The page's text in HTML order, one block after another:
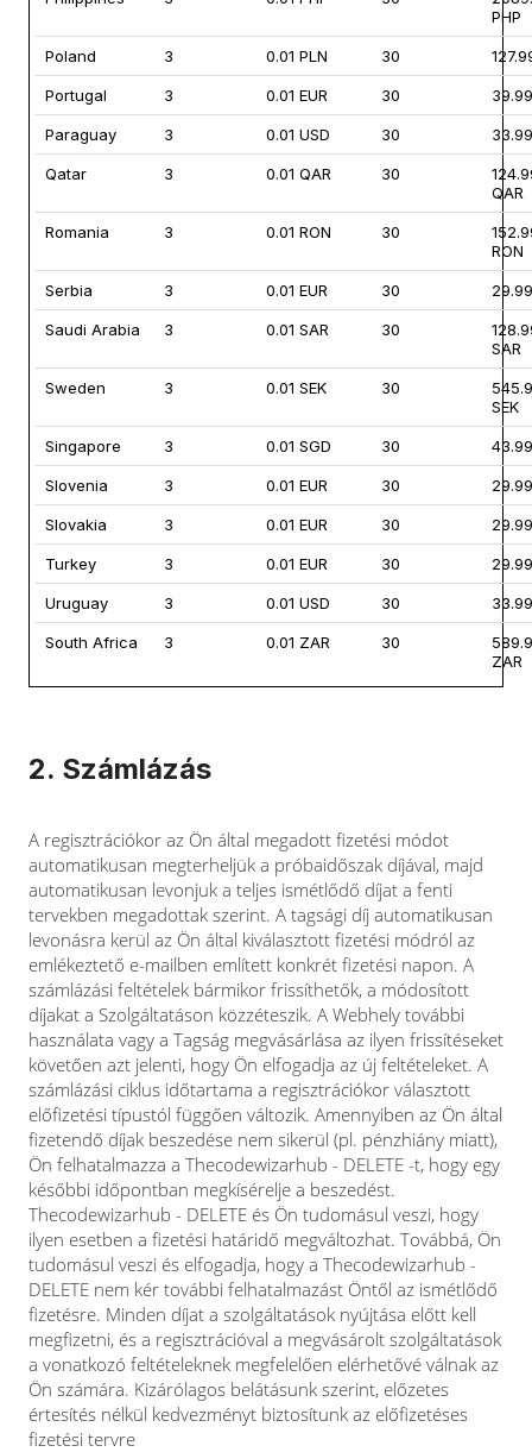
PHP
Poland 3 0.01 PLN 30
Portugal 3 0.01 EUR 30
Paraguay 3 0.01 USD 30
Qatar 3 0.01 QAR 30
QAR
Romania 3 0.01 RON 30
RON
Serbia 3 0.01 EUR 30
Saudi Arabia 3 0.01 SAR 30
SAR
Sweden 3 0.01 SEK 30
SEK
Singapore 3 0.01 SGD 30
Slovenia 3 0.01 EUR 30
Slovakia 3 0.01 EUR 30
Turkey 3 0.01 EUR 30
Uruguay 3 0.01 USD 30
South Africa 3 0.01 ZAR 30
ZAR
2. Számlázás
A regisztrációkor az Ön által megadott fizetési módot
automatikusan megterheljük a próbaidőszak díjával, majd
automatikusan levonjuk a teljes ismétlődő díjat a fenti
tervekben megadottak szerint. A tagsági díj automatikusan
levonásra kerül az Ön által kiválasztott fizetési módról az
emlékeztető e-mailben említett konkrét fizetési napon. A
számlázási feltételek bármikor frissíthetők, a módosított
díjakat a Szolgáltatáson közzéteszik. A Webhely további
használata vagy a Tagság megvásárlása az ilyen frissítéseket
követően azt jelenti, hogy Ön elfogadja az új feltételeket. A
számlázási ciklus időtartama a regisztrációkor választott
előfizetési típustól függően változik. Amennyiben az Ön által
fizetendő díjak beszedése nem sikerül (pl. pénzhiány miatt),
Ön felhatalmazza a Thecodewizarhub - DELETE -t, hogy egy
későbbi időpontban megkísérelje a beszedést.
Thecodewizarhub - DELETE és Ön tudomásul veszi, hogy
ilyen esetben a fizetési határidő megváltozhat. Továbbá, Ön
tudomásul veszi és elfogadja, hogy a Thecodewizarhub -
DELETE nem kér további felhatalmazást Öntől az ismétlődő
fizetésre. Minden díjat a szolgáltatások nyújtása előtt kell
megfizetni, és a regisztrációval a megvásárolt szolgáltatások
a vonatkozó feltételeknek megfelelően elérhetővé válnak az
Ön számára. Kizárólagos belátásunk szerint, előzetes
értesítés nélkül kedvezményt biztosítunk az előfizetéses
fizetési tervre